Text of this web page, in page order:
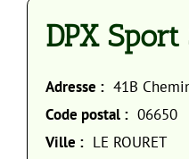
DPX Sport
Adresse : 41B
Code postal : 06650
Ville : LE ROURET